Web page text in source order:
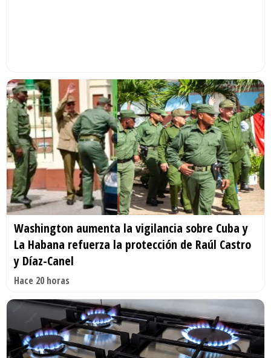
Washington aumenta la vigilancia sobre Cuba y
La Habana refuerza la protección de Raúl Castro
y Díaz-Canel
Hace 20 horas